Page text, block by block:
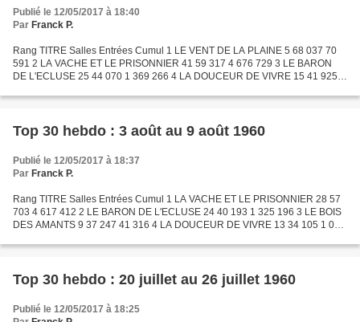
Publié le 12/05/2017 à 18:40
Par Franck P.
Rang TITRE Salles Entrées Cumul 1 LE VENT DE LA PLAINE 5 68 037 70
591 2 LA VACHE ET LE PRISONNIER 41 59 317 4 676 729 3 LE BARON
DE L'ECLUSE 25 44 070 1 369 266 4 LA DOUCEUR DE VIVRE 15 41 925 1
Top 30 hebdo : 3 août au 9 août 1960
Publié le 12/05/2017 à 18:37
Par Franck P.
Rang TITRE Salles Entrées Cumul 1 LA VACHE ET LE PRISONNIER 28 57
703 4 617 412 2 LE BARON DE L'ECLUSE 24 40 193 1 325 196 3 LE BOIS
DES AMANTS 9 37 247 41 316 4 LA DOUCEUR DE VIVRE 13 34 105 1 054
Top 30 hebdo : 20 juillet au 26 juillet 1960
Publié le 12/05/2017 à 18:25